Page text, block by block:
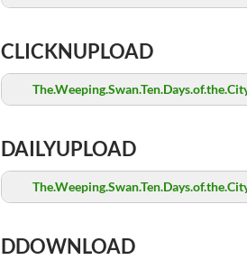
CLICKNUPLOAD
DAILYUPLOAD
DDOWNLOAD